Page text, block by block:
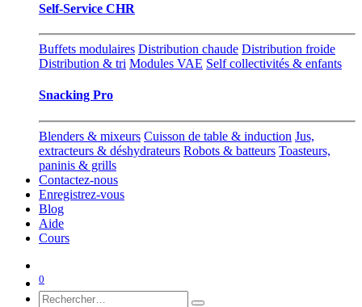
Self-Service CHR
Buffets modulaires Distribution chaude Distribution froide
Distribution & tri Modules VAE Self collectivités & enfants
Snacking Pro
Blenders & mixeurs Cuisson de table & induction Jus,
extracteurs & déshydrateurs Robots & batteurs Toasteurs,
paninis & grills
Contactez-nous
Enregistrez-vous
Blog
Aide
Cours
0